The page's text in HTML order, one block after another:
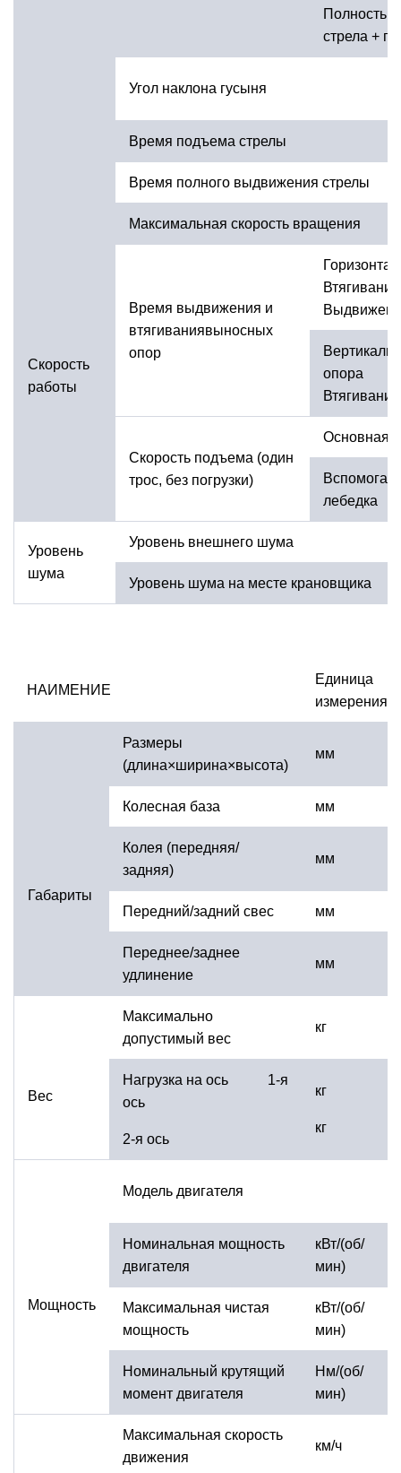
Полностью
стрела +
Угол наклона гусыня
Скорость
работы
Время подъема стрелы
Время полного выдвижения стрелы
Максимальная скорость вращения
Время выдвижения и
втягиваниявыносных
опор
Скорость подъема (один
трос, без погрузки)
Основная
лебедка
Уровень
шума
Уровень внешнего шума
Уровень шума на месте крановщика
НАИМЕНИЕ
Единица
измерения
Габариты
Размеры
(длина×ширина×высота)
мм
Колесная база мм
Колея (передняя/
задняя)
мм
Передний/задний свес мм
Переднее/заднее
удлинение
мм
Вес
Максимально
допустимый вес
кг
Нагрузка на ось 1-я
ось
2-я ось
кг
кг
Мощность
Модель двигателя
Номинальная мощность
двигателя
кВт/(об/
мин)
Максимальная чистая
мощность
кВт/(об/
мин)
Номинальный крутящий
момент двигателя
Нм/(об/
мин)
Максимальная скорость
движения
км/ч